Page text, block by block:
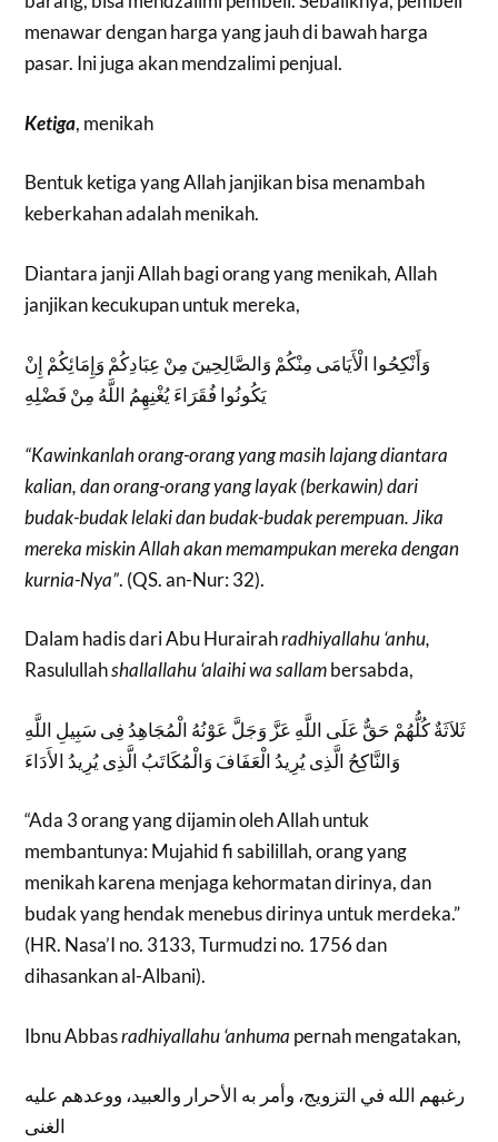
menawar dengan harga yang jauh di bawah harga
pasar. Ini juga akan mendzalimi penjual.
Ketiga, menikah
Bentuk ketiga yang Allah janjikan bisa menambah
keberkahan adalah menikah.
Diantara janji Allah bagi orang yang menikah, Allah
janjikan kecukupan untuk mereka,
وَأَنْكِحُوا الْأَيَامَى مِنْكُمْ وَالصَّالِحِينَ مِنْ عِبَادِكُمْ وَإِمَائِكُمْ إِنْ
يَكُونُوا فُقَرَاءَ يُغْنِهِمُ اللَّهُ مِنْ فَضْلِهِ
“Kawinkanlah orang-orang yang masih lajang diantara
kalian, dan orang-orang yang layak (berkawin) dari
budak-budak lelaki dan budak-budak perempuan. Jika
mereka miskin Allah akan memampukan mereka dengan
kurnia-Nya”. (QS. an-Nur: 32).
Dalam hadis dari Abu Hurairahradhiyallahu ‘anhu,
Rasulullahshallallahu ‘alaihi wa sallambersabda,
ثَلاَثَةٌ كُلُّهُمْ حَقٌّ عَلَى اللَّهِ عَزَّ وَجَلَّ عَوْنُهُ الْمُجَاهِدُ فِى سَبِيلِ اللَّهِ
وَالنَّاكِحُ الَّذِى يُرِيدُ الْعَفَافَ وَالْمُكَاتَبُ الَّذِى يُرِيدُ الأَدَاءَ
“Ada 3 orang yang dijamin oleh Allah untuk
membantunya: Mujahid fi sabilillah, orang yang
menikah karena menjaga kehormatan dirinya, dan
budak yang hendak menebus dirinya untuk merdeka.”
(HR. Nasa’I no. 3133, Turmudzi no. 1756 dan
dihasankan al-Albani).
Ibnu Abbasradhiyallahu ‘anhuma pernah mengatakan,
رغبهم الله في التزويج، وأمر به الأحرار والعبيد، ووعدهم عليه
الغنى